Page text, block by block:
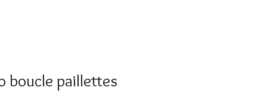
boucle paillettes